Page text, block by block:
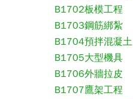
B1702板模工程
B1703鋼筋綁紮
B1704預拌混凝土
B1705大型機具
B1706外牆拉皮
B1707鷹架工程